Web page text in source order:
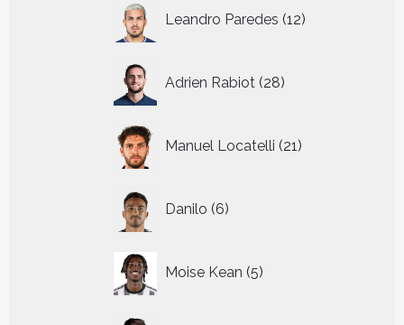
Leandro Paredes 12
producten
Adrien Rabiot 28
producten
Manuel Locatelli 21
producten
Danilo 6
producten
Moise Kean 5
producten